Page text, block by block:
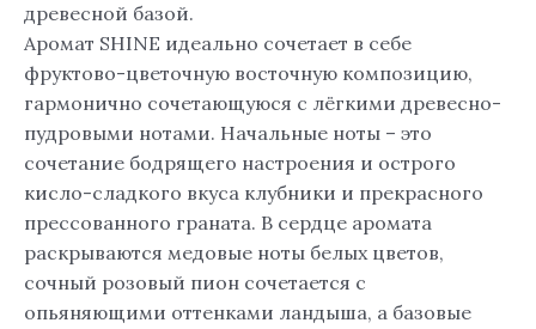
древесной базой.
Аромат SHINE идеально сочетает в себе
фруктово-цветочную восточную композицию,
гармонично сочетающуюся с лёгкими древесно-
пудровыми нотами. Начальные ноты – это
сочетание бодрящего настроения и острого
кисло-сладкого вкуса клубники и прекрасного
прессованного граната. В сердце аромата
раскрываются медовые ноты белых цветов,
сочный розовый пион сочетается с
опьяняющими оттенками ландыша, а базовые